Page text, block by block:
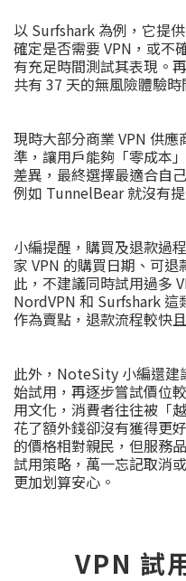
以 Surfshark 為例，它提
確定是否需要 VPN，或不
有充足時間測試其表現。
共有 37 天的無風險體驗時
現時大部分商業 VPN 供
準，讓用戶能夠「零成本」
差異，最終選擇最適合自
例如 TunnelBear 就沒有
小編提醒，購買及退款過
家 VPN 的購買日期、可
此，不建議同時試用過多
NordVPN 和 Surfshark 這
作為賣點，退款流程較快
此外，NoteSity 小編還建
始試用，再逐步嘗試價位
用文化，消費者往往被「
花了額外錢卻沒有獲得更
的價格相對親民，但服務
試用策略，萬一忘記取消
更加划算安心。
VPN 試